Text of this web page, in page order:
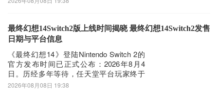
既支持中远距离火力压制，也兼容近距离
快速反应作战。每处掩体布局、通道走
最终幻想14Switch2版上线时间揭晓 最终幻想14Switch2发售
日期与平台信息
《最终幻想14》登陆Nintendo Switch 2的
官方发布时间已正式公布：2026年8月4
日。历经多年等待，任天堂平台玩家终于
迎来这款承载无数玩家青春记忆的经典
2026年08月08日 19:38